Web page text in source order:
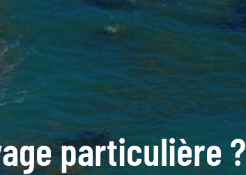
particulière ?